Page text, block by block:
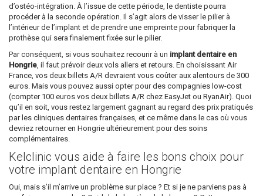
d’ostéo-intégration. À l’issue de cette période, le dentiste pourra
procéder à la seconde opération. Il s’agit alors de visser le pilier à
l’intérieur de l’implant et de prendre une empreinte pour fabriquer la
prothèse qui sera finalement fixée sur le pilier.
Par conséquent, si vous souhaitez recourir à un implant dentaire en
Hongrie, il faut prévoir deux vols allers et retours. En choisissant Air
France, vos deux billets A/R devraient vous coûter aux alentours de 300
euros. Mais vous pouvez aussi opter pour des compagnies low-cost
(compter 100 euros vos deux billets A/R chez EasyJet ou RyanAir). Quoi
qu’il en soit, vous restez largement gagnant au regard des prix pratiqués
par les cliniques dentaires françaises, et ce même dans le cas où vous
devriez retourner en Hongrie ultérieurement pour des soins
complémentaires.
Kelclinic vous aide à faire les bons choix pour
votre implant dentaire en Hongrie
Oui, mais s’il m’arrive un problème sur place ? Et si je ne parviens pas à